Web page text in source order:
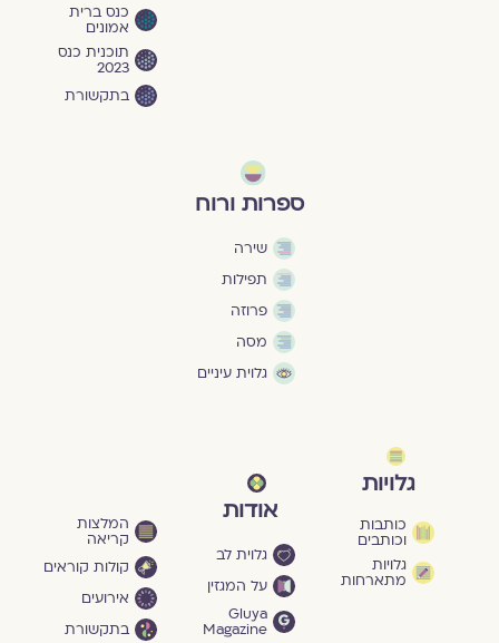
כנס ברית
אמונים
תוכנית כנס
2023
בתקשורת
ספרות ורוח
שירה
תפילות
פרוזה
מסה
גלוית עיניים
גלויות
כותבות
וכותבים
גלויות
מתארחות
אודות
גלוית לב
על המגזין
Gluya
Magazine
המלצות
קריאה
קולות קוראים
אירועים
בתקשורת